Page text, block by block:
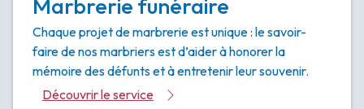
Marbrerie funéraire
Chaque projet de marbrerie est unique : le savoir-
faire de nos marbriers est d’aider à honorer la
mémoire des défunts et à entretenir leur souvenir.
Découvrir le service